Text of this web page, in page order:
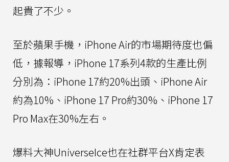
起貴了不少。
至於蘋果手機，iPhone Air的市場期待度也偏
低，據報導，iPhone 17系列4款的生產比例
分別為：iPhone 17約20%出頭、iPhone Air
約為10%、iPhone 17 Pro約30%、iPhone 17
Pro Max在30%左右。
爆料大神UniverseIce也在社群平台X肯定表